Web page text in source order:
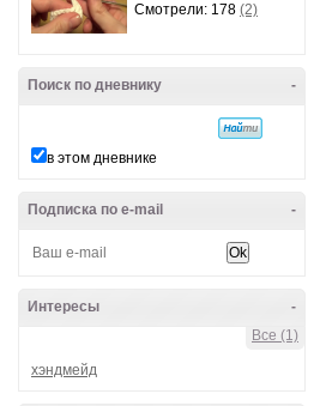
Смотрели: 178 (2)
-
Поиск по дневнику
в этом дневнике
-
Подписка по e-mail
-
Интересы
Все (1)
хэндмейд